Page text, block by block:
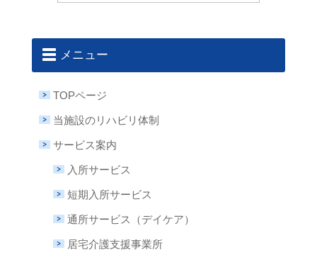
メニュー
TOPページ
当施設のリハビリ体制
サービス案内
入所サービス
短期入所サービス
通所サービス（デイケア）
居宅介護支援事業所